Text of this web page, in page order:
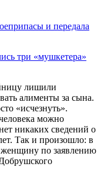
и передала
три «мушкетера»
лишили
алименты за сына.
«исчезнуть».
можно
никаких сведений о
Так и произошло: в
женщину по заявлению